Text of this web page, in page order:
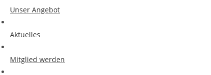
Unser Angebot
Aktuelles
Mitglied werden